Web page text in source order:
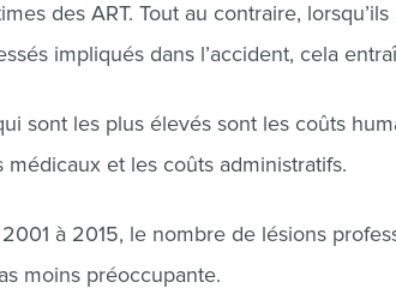
des ART. Tout au contraire,
impliqués dans l’accident, cela
sont les plus élevés sont les coûts
médicaux et les coûts administratifs.
à 2015, le nombre de lésions
moins préoccupante.